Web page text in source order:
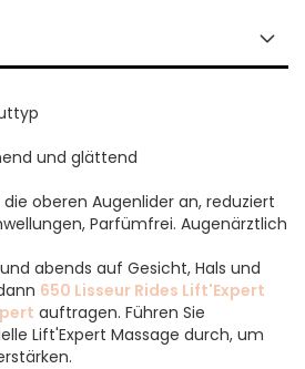
und glättend
die oberen Augenlider an, reduziert
Parfümfrei. Augenärztlich
abends auf Gesicht, Hals und
650 Lisseur Rides Lift'Expert
auftragen. Führen Sie
Lift'Expert Massage durch, um